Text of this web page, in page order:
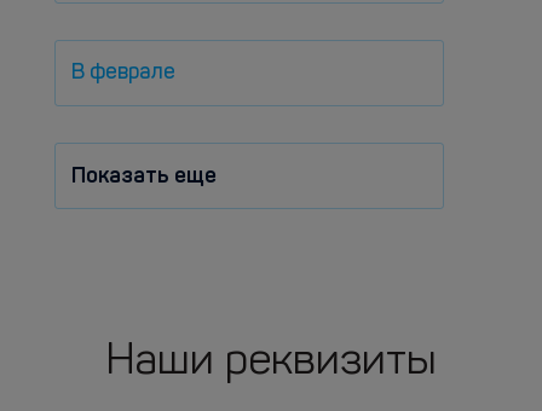
В феврале
Показать еще
Наши реквизиты